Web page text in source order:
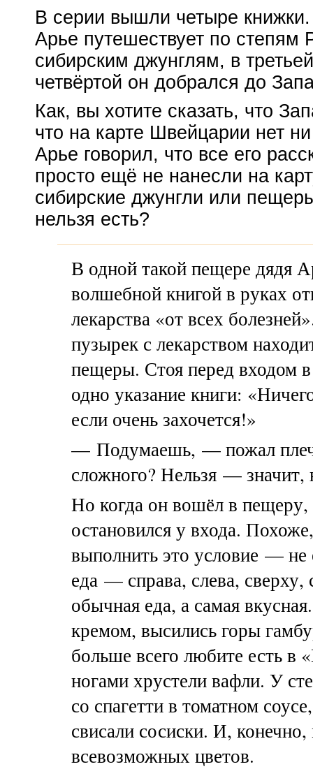
В серии вышли четыре
Арье путешествует по
сибирским джунглям, в
четвёртой он добрался до
Как, вы хотите сказать, что
что на карте Швейцарии нет
Арье говорил, что все его
просто ещё не нанесли на
сибирские джунгли или
нельзя есть?
В одной такой пещере дядя
волшебной книгой в руках
лекарства «от всех
пузырек с лекарством
пещеры. Стоя перед входом
одно указание книги:
если очень захочется!»
— Подумаешь, — пожал
сложного? Нельзя — значит,
Но когда он вошёл в
остановился у входа.
выполнить это условие — не
еда — справа, слева,
обычная еда, а самая
кремом, высились горы
больше всего любите есть в
ногами хрустели вафли. У
со спагетти в томатном
свисали сосиски. И, конечно,
всевозможных цветов.